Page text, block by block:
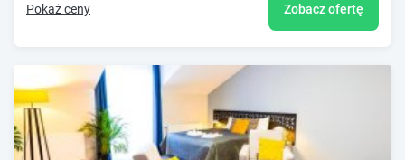
Pokaż ceny Zobacz ofertę